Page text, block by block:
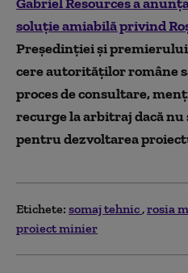
soluţie amiabilă privind
Preşedinţiei şi
cere autorităţilor române
proces de consultare,
recurge la arbitraj dacă nu
pentru dezvoltarea
Etichete: somaj tehnic rosia
proiect minier